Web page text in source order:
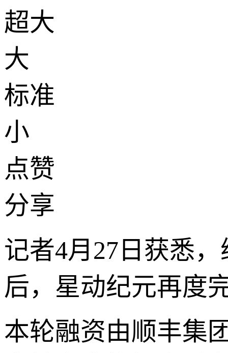
超大
大
标准
小
点赞
分享
记者4月27日获悉
后，星动纪元再度
本轮融资由顺丰集